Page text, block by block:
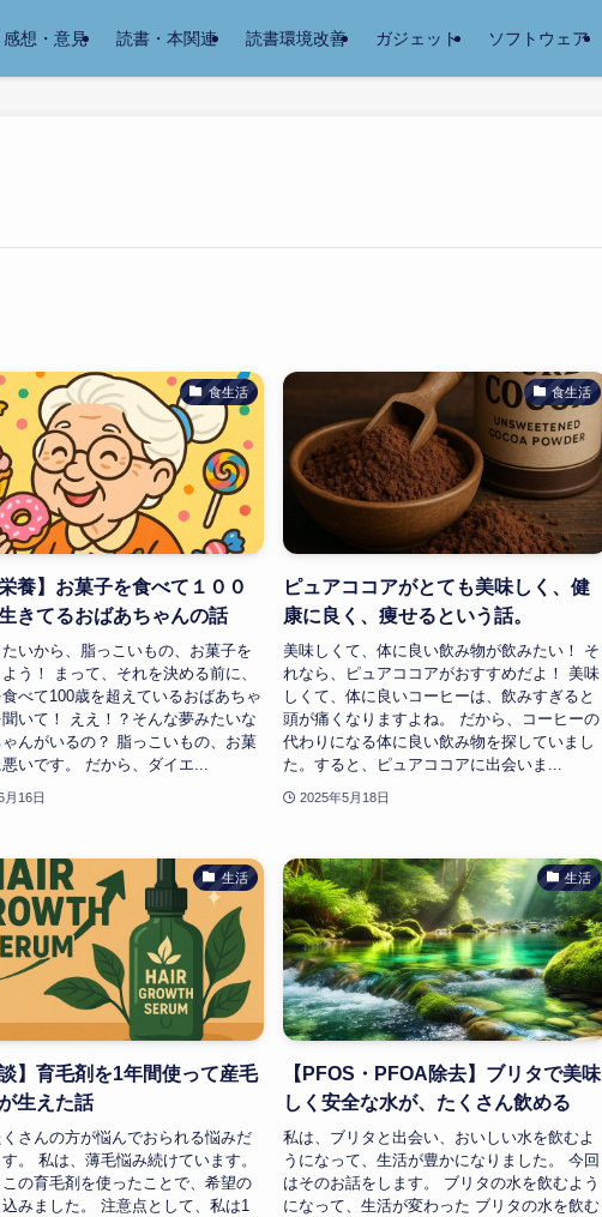
想・意見 読書・本関連 読書環境改善 ガジェット ソフトウェア
食生活
栄養】お菓子を食べて１００
きてるおばあちゃんの話
いから、脂っこいもの、お菓子を
う！ まって、それを決める前に、
べて100歳を超えているおばあちゃ
聞いて！ ええ！？そんな夢みたいな
んがいるの？ 脂っこいもの、お菓
いです。 だから、ダイエ...
月16日
食生活
ピュアココアがとても美味しく、健
康に良く、痩せるという話。
美味しくて、体に良い飲み物が飲みたい！ そ
れなら、ピュアココアがおすすめだよ！ 美味
しくて、体に良いコーヒーは、飲みすぎると
頭が痛くなりますよね。 だから、コーヒーの
代わりになる体に良い飲み物を探していまし
た。すると、ピュアココアに出会いま...
2025年5月18日
生活
談】育毛剤を1年間使って産毛
生えた話
さんの方が悩んでおられる悩みだ
。 私は、薄毛悩み続けています。
の育毛剤を使ったことで、希望の
みました。 注意点として、私は1
生活
【PFOS・PFOA除去】ブリタで美味
しく安全な水が、たくさん飲める
私は、ブリタと出会い、おいしい水を飲むよ
うになって、生活が豊かになりました。 今回
はそのお話をします。 ブリタの水を飲むよう
になって、生活が変わった ブリタの水を飲む